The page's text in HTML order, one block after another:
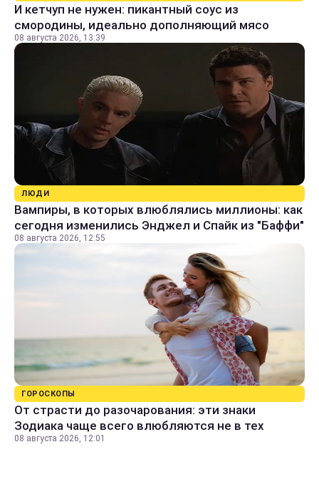
И кетчуп не нужен: пикантный соус из
смородины, идеально дополняющий мясо
08 августа 2026, 13:39
ЛЮДИ
Вампиры, в которых влюблялись миллионы: как
сегодня изменились Энджел и Спайк из "Баффи"
08 августа 2026, 12:55
ГОРОСКОПЫ
От страсти до разочарования: эти знаки
Зодиака чаще всего влюбляются не в тех
08 августа 2026, 12:01